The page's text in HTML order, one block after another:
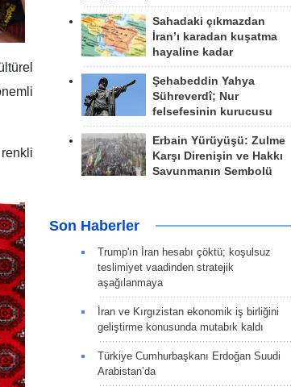
renkli
Sahadaki çıkmazdan
İran’ı karadan kuşatma
hayaline kadar
Şehabeddin Yahya
Sühreverdî; Nur
felsefesinin kurucusu
Erbain Yürüyüşü: Zulme
Karşı Direnişin ve Hakkı
Savunmanın Sembolü
Son Haberler
Trump'ın İran hesabı çöktü; koşulsuz
teslimiyet vaadinden stratejik
aşağılanmaya
İran ve Kırgızistan ekonomik iş birliğini
geliştirme konusunda mutabık kaldı
Türkiye Cumhurbaşkanı Erdoğan Suudi
Arabistan’da